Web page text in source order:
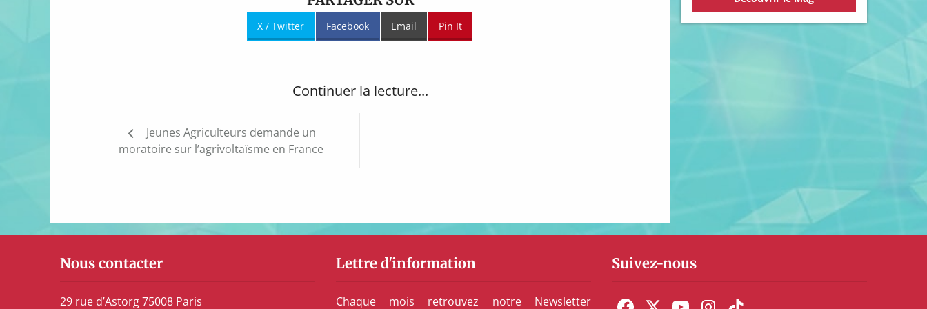
X / Twitter Facebook Email Pin It
Continuer la lecture...
NavigationJeunes Agriculteurs demande un
moratoire sur l’agrivoltaïsme en France
Nous contacter
29 rue d’Astorg 75008 Paris
Lettre d'information
Chaque mois retrouvez notre Newsletter
Suivez-nous